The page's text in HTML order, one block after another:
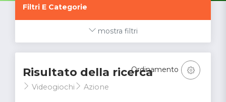
Filtri E Categorie
mostra filtri
Risultato della ricerca
Videogiochi Azione
Ordinamento